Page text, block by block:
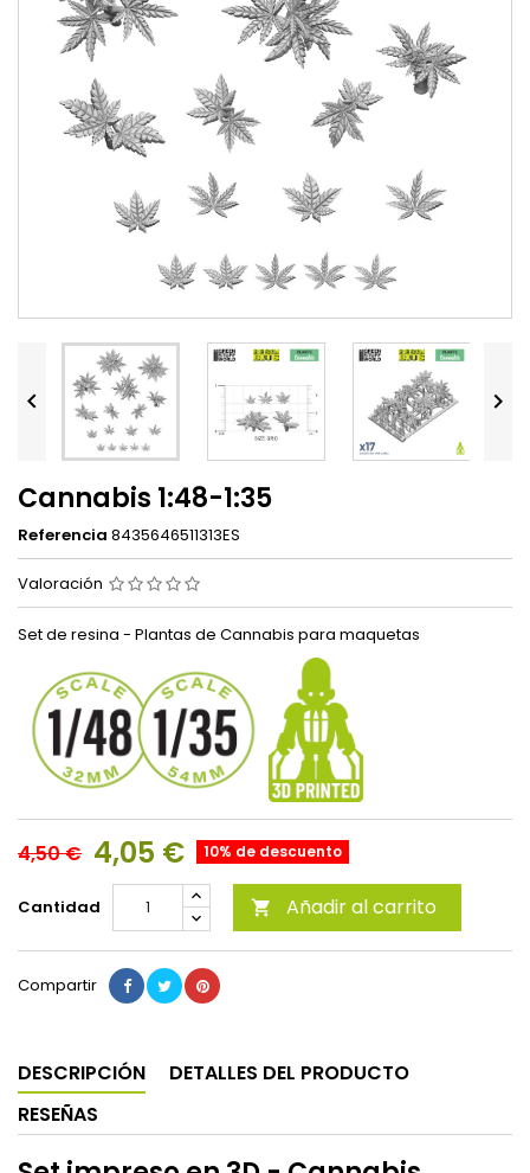
 
Cannabis 1:48-1:35
Referencia 8435646511313ES
Valoración
Set de resina - Plantas de Cannabis para maquetas
4,50 € 4,05 € 10% de descuento
Cantidad  Añadir al carrito
Compartir
DESCRIPCIÓN
DETALLES DEL PRODUCTO
RESEÑAS